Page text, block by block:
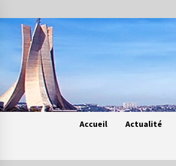
to
content
Accueil Actualité